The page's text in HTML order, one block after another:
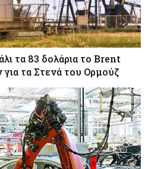
06-08-2026
κράτησαν τον πληθωρισμό
06-08-2026
Νέα εποχή για το Παλιό ΓΣΠ
η διαδικασία ανάθεσης των
06-08-2026
τα 83 δολάρια το Brent
για τα Στενά του Ορμούζ